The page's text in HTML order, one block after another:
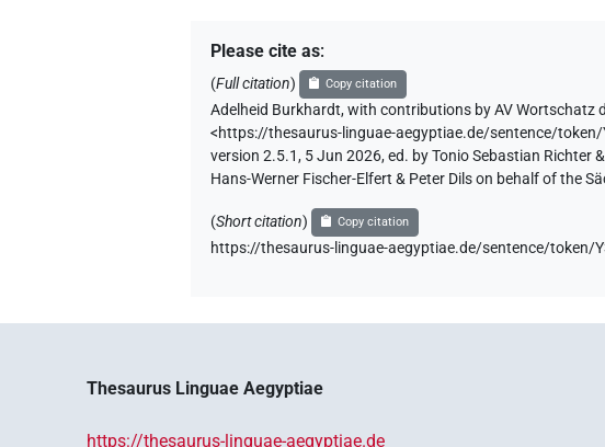
Please cite as:
(Full citation) Copy citation
Adelheid Burkhardt,with contributions by AV Wortschatz
<https://thesaurus-linguae-aegyptiae.de/sentence/token/
version 2.5.1, 5 Jun 2026, ed. by Tonio Sebastian Richter
Hans-Werner Fischer-Elfert & Peter Dils on behalf of the
(Short citation) Copy citation
https://thesaurus-linguae-aegyptiae.de/sentence/token/
Thesaurus Linguae Aegyptiae
https://thesaurus-linguae-aegyptiae.de